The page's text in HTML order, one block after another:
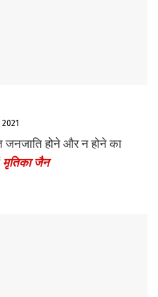
होने और न होने का
मृतिका जैन